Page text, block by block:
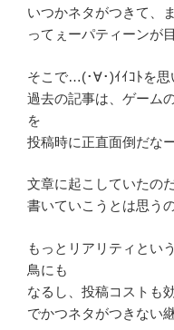
いつかネタがつきて、
ってぇーパティーンが
そこで…(･∀･)ｲｲｺﾄを思
過去の記事は、ゲーム
を
投稿時に正直面倒だな
文章に起こしていたの
書いていこうとは思う
もっとリアリティとい
鳥にも
なるし、投稿コストも
でかつネタがつきない